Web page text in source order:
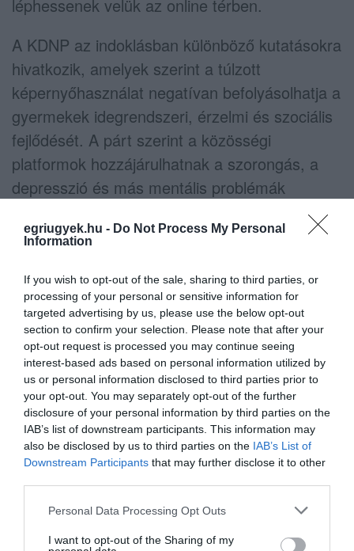
egriugyek.hu - Do Not Process My Personal
Information
If you wish to opt-out of the sale, sharing to third parties, or
processing of your personal or sensitive information for
targeted advertising by us, please use the below opt-out
section to confirm your selection. Please note that after your
opt-out request is processed you may continue seeing
interest-based ads based on personal information utilized by
us or personal information disclosed to third parties prior to
your opt-out. You may separately opt-out of the further
disclosure of your personal information by third parties on the
IAB’s list of downstream participants. This information may
also be disclosed by us to third parties on the IAB’s List of
Downstream Participants that may further disclose it to other
Please note that this website/app uses one or more Google
not limited to your visit or usage behaviour. You may click to
Personal Data Processing Opt Outs
I want to opt-out of the Sharing of my
léphessenek velük az online térben.
A KDNP az indoklásban különböző kutatásokra
hivatkozik, amelyek szerint a túlzott
képernyőhasználat negatívan befolyásolhatja a
gyermekek idegrendszeri, érzelmi és szociális
fejlődését. A párt szerint a közösségi
platformok hozzájárulhatnak a szorongás, a
depresszió és más mentális problémák
kialakulásához is, ezért szükséges a szigorúbb
szabályozás. A javaslat több külföldi példát is
indexkép: Getty Images
Ne maradjon le a legfrissebb hírekről, kövessen
bennünket az EGRI ÜGYEK Google Hírek oldalán!
VISSZA A FŐOLDALRA